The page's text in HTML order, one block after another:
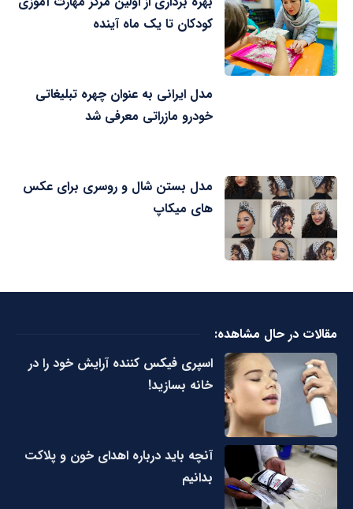
کودکان تا یک ماه آینده
مدل ایرانی به عنوان چهره تبلیغاتی
خودرو مازراتی معرفی شد
مدل بستن شال و روسری برای عکس
های میکاپ
مقالات در حال مشاهده:
اسپری فیکس کننده آرایش خود را در
خانه بسازید!
آنچه باید درباره اهدای خون و پلاکت
بدانیم